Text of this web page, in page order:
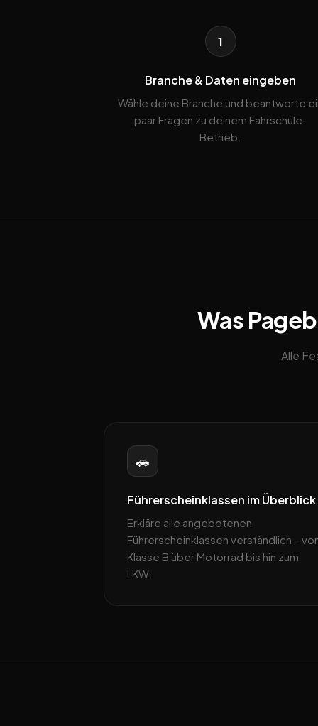
1
Branche & Daten eingeben
Wähle deine Branche und beantworte
paar Fragen zu deinem Fahrschule-
Betrieb.
Was
Alle
🚗
Führerscheinklassen im Überblick
Erkläre alle angebotenen
Führerscheinklassen verständlich –
Klasse B über Motorrad bis hin zum
LKW.